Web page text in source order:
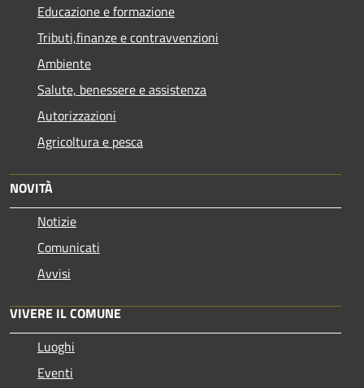
Educazione e formazione
Tributi,finanze e contravvenzioni
Ambiente
Salute, benessere e assistenza
Autorizzazioni
Agricoltura e pesca
NOVITÀ
Notizie
Comunicati
Avvisi
VIVERE IL COMUNE
Luoghi
Eventi